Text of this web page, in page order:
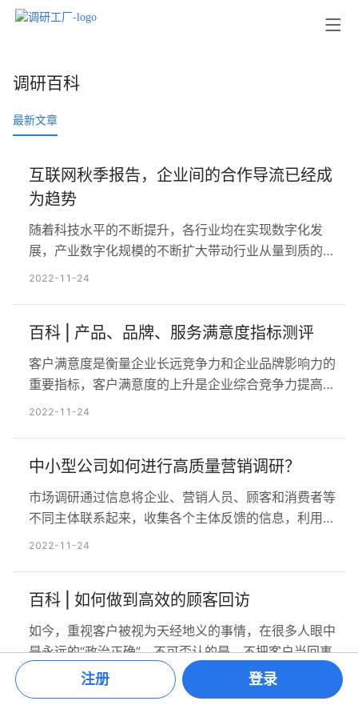
调研百科
最新文章
互联网秋季报告，企业间的合作导流已经成
为趋势
随着科技水平的不断提升，各行业均在实现数字化发
展，产业数字化规模的不断扩大带动行业从量到质的跨
越，正在激发新的动能。单纯增加投放额度对品牌增长
截止2021年9月，中国移动互联网月活用户达到11.67
亿，月人均单日使用次数和时长分别达到115.1次、6.6
小时，持…
2022-11-24
百科 | 产品、品牌、服务满意度指标测评
客户满意度是衡量企业长远竞争力和企业品牌影响力的
重要指标，客户满意度的上升是企业综合竞争力提高的
结果，所以关注客户满意度是非常关键的。 一. 产品满
司产品使用方便性的评价。 4.您对我公司产品购买方便
性的评价。 5.您对我公司产品安全性能的评价。 6…
2022-11-24
中小型公司如何进行高质量营销调研？
市场调研通过信息将企业、营销人员、顾客和消费者等
不同主体联系起来，收集各个主体反馈的信息，利用这
些信息识别营销活动中的机会，以及可能出现的问题，
问题都有其价值与意义，不同主题的回答方式代表了不
同主体的主观意识，通过对这些回答的分析，可以从中
找到营销机会。 …
2022-11-24
百科 | 如何做到高效的顾客回访
如今，重视客户被视为天经地义的事情，在很多人眼中
是永远的“政治正确”，不可否认的是，不把客户当回事的
公司的确会被客户光速抛弃，最终不得不面对倒闭的结
果。 许多公司都在想尽办法让客户满意，于是如何衡量
2022-11-24注册 登录